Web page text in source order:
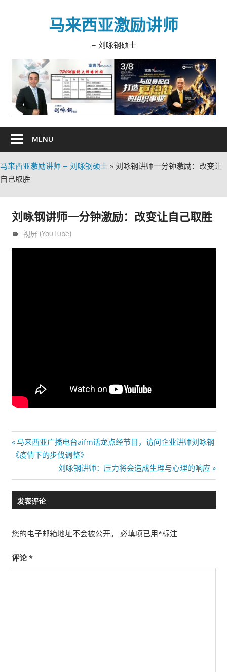
马来西亚激励讲师
– 刘咏钢硕士
MENU
马来西亚激励讲师 – 刘咏钢硕士 » 刘咏钢讲师一分钟激励：改变让
自己取胜
刘咏钢讲师一分钟激励：改变让自己取胜
9月 23, 2021
trainer
视屏 (YouTube)
文
章
导
航
Previous
Post:
马来西亚广播电台aifm话龙点经节目，访问企业讲师刘咏钢
《疫情下的步伐调整》
Next
Post:
刘咏钢讲师：压力将会造成生理与心理的响应
发表评论
您的电子邮箱地址不会被公开。 必填项已用*标注
评论*